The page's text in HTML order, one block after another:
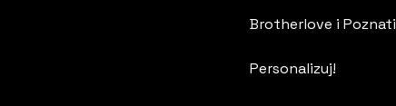
Brotherlove i Poznati
Personalizuj!